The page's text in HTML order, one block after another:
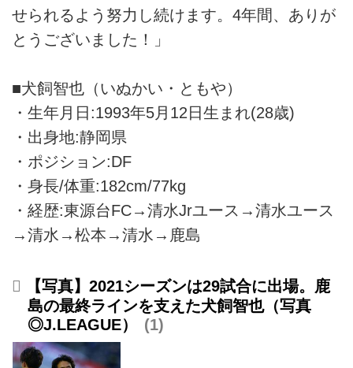
せられるよう努力し続けます。4年間、ありが
とうございました！」
■犬飼智也（いぬかい・ともや）
・生年月日:1993年5月12日生まれ(28歳)
・出身地:静岡県
・ポジション:DF
・身長/体重:182cm/77kg
・経歴:東源台FC→清水Jrユース→清水ユース
→清水→松本→清水→鹿島
【写真】2021シーズンは29試合に出場。鹿
島の最終ラインを支えた犬飼智也（写真
◎J.LEAGUE）
1